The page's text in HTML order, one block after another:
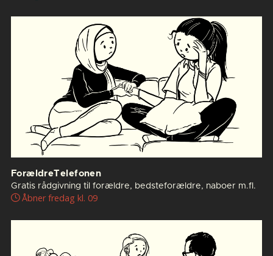
ForældreTelefonen
Gratis rådgivning til forældre, bedsteforældre, naboer m.fl.
Åbner fredag kl. 09